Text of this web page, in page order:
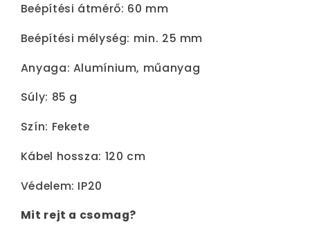
Beépítési átmérő: 60 mm
Beépítési mélység: min. 25 mm
Anyaga: Alumínium, műanyag
Súly: 85 g
Szín: Fekete
Kábel hossza: 120 cm
Védelem: IP20
Mit rejt a csomag?